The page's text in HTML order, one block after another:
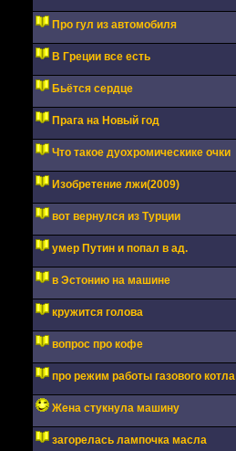
Про гул из автомобиля
В Греции все есть
Бьётся сердце
Прага на Новый год
Что такое дуохромическике очки
Изобретение лжи(2009)
вот вернулся из Турции
умер Путин и попал в ад.
в Эстонию на машине
кружится голова
вопрос про кофе
про режим работы газового котла
Жена стукнула машину
загорелась лампочка масла